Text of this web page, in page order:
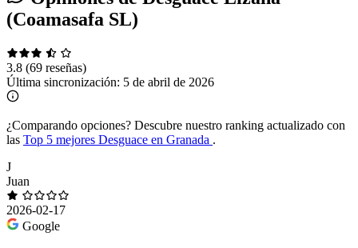
(Coamasafa SL)
3.8 (69 reseñas)
Última sincronización: 5 de abril de 2026
¿Comparando opciones? Descubre nuestro ranking actualizado con
las Top 5 mejores Desguace en Granada .
J
Juan
2026-02-17
Google